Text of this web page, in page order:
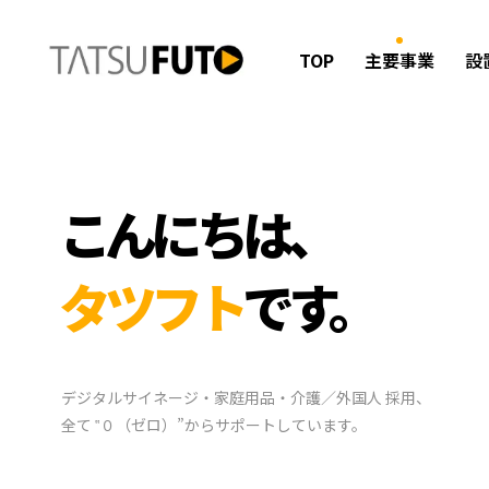
TOP 主要事業 設
こんにちは、
タツフトです。
デジタルサイネージ・家庭用品・介護／外国人 採用、
全て ‟０（ゼロ）”からサポートしています。